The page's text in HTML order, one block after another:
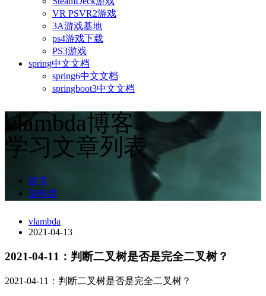
VR PSVR2游戏
3A游戏基地
ps4游戏下载
PS3游戏
spring中文文档
spring6中文文档
springboot3中文文档
vlambda博客
学习文章列表
首页
架构师
vlambda
2021-04-13
2021-04-11：判断二叉树是否是完全二叉树？
2021-04-11：判断二叉树是否是完全二叉树？